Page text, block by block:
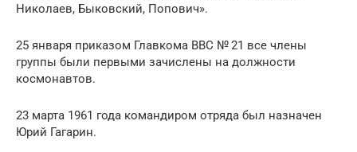
Николаев, Быковский, Попович».
25 января приказом Главкома ВВС № 21 все члены
группы были первыми зачислены на должности
космонавтов.
23 марта 1961 года командиром отряда был назначен
Юрий Гагарин.